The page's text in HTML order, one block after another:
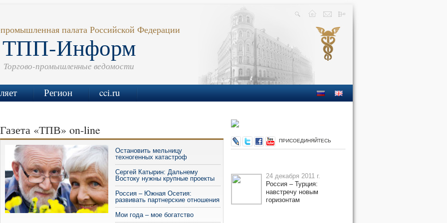
палата Российской Федерации
ТПП-Информ
Торгово-промышленные ведомости
Регион cci.ru
Газета «ТПВ» on-line
Остановить мельницу
техногенных катастроф
Сергей Катырин: Дальнему
Востоку нужны крупные проекты
Россия – Южная Осетия:
развивать партнерские отношения
Мои года – мое богатство
ПРИСОЕДИНЯЙТЕСЬ
24 декабря 2011 г.
Россия – Турция:
навстречу новым
горизонтам